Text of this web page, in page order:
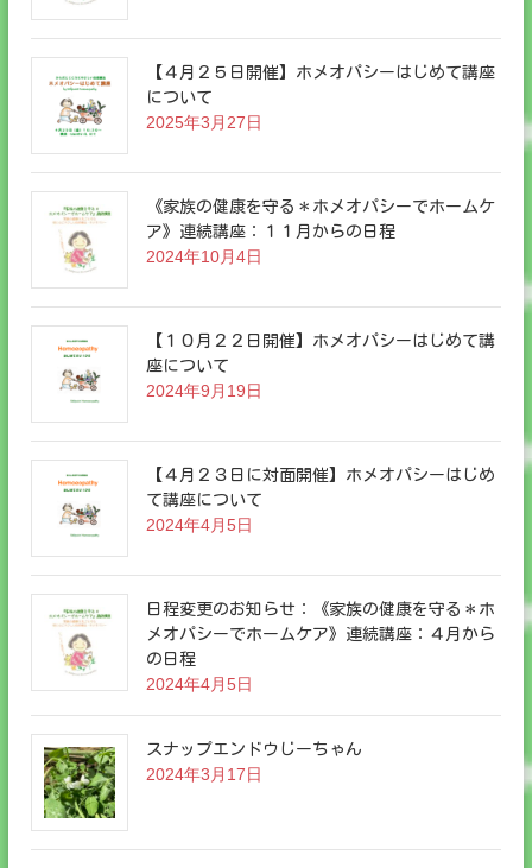
【４月２５日開催】ホメオパシーはじめて講座
について
2025年3月27日
《家族の健康を守る＊ホメオパシーでホームケ
ア》連続講座：１１月からの日程
2024年10月4日
【１０月２２日開催】ホメオパシーはじめて講
座について
2024年9月19日
【４月２３日に対面開催】ホメオパシーはじめ
て講座について
2024年4月5日
日程変更のお知らせ：《家族の健康を守る＊ホ
メオパシーでホームケア》連続講座：４月から
の日程
2024年4月5日
スナップエンドウじーちゃん
2024年3月17日